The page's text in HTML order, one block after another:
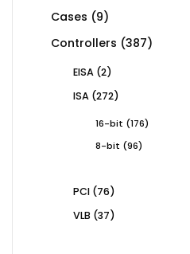
Cases 99
products
Controllers 387387
EISA 22
ISA 272272
16-bit 176176
8-bit
9696
PCI 7676
VLB 3737